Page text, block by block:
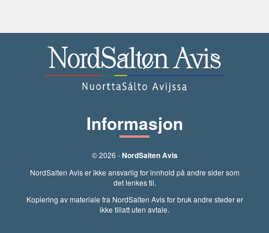
Informasjon
© 2026 -NordSalten Avis
NordSalten Avis er ikke ansvarlig for innhold på andre sider som
det lenkes til.
Kopiering av materiale fra NordSalten Avis for bruk andre steder er
ikke tillatt uten avtale.